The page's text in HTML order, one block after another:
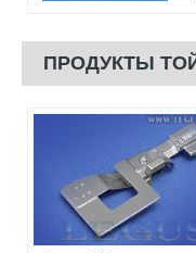
ПРОДУКТЫ